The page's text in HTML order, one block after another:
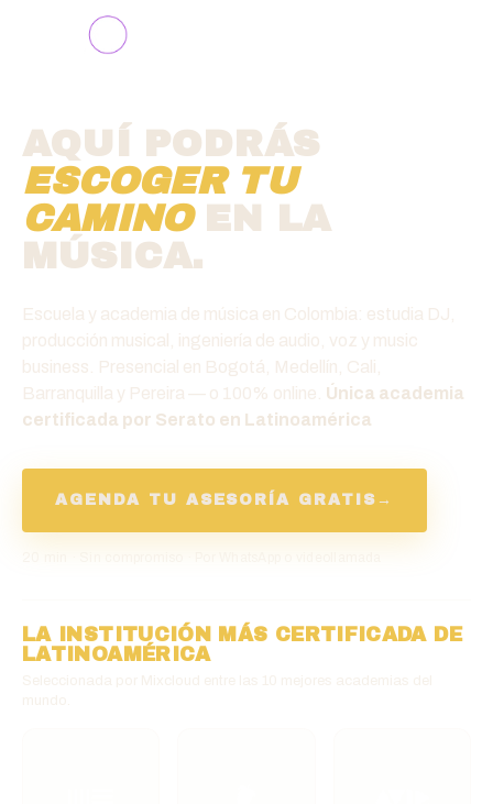
AQUÍ PODRÁS
ESCOGER TU
CAMINOEN LA
MÚSICA.
Escuela y academia de música en Colombia: estudia DJ,
producción musical, ingeniería de audio, voz y music
business. Presencial en Bogotá, Medellín, Cali,
Barranquilla y Pereira — o 100% online. Única academia
certificada por Serato en Latinoamérica
AGENDA TU ASESORÍA GRATIS →
LA INSTITUCIÓN MÁS CERTIFICADA DE
LATINOAMÉRICA